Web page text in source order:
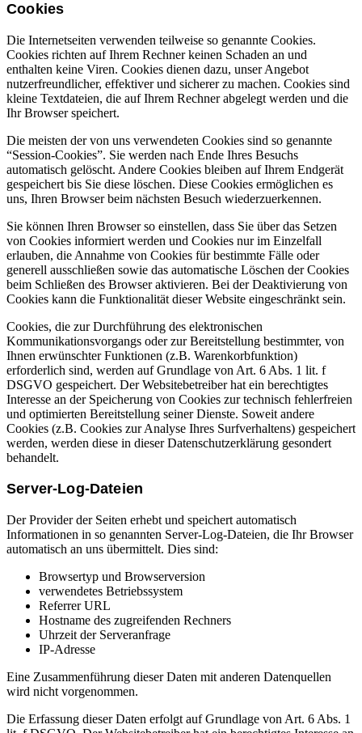
Cookies
Die Internetseiten verwenden teilweise so genannte Cookies.
Cookies richten auf Ihrem Rechner keinen Schaden an und
enthalten keine Viren. Cookies dienen dazu, unser Angebot
nutzerfreundlicher, effektiver und sicherer zu machen. Cookies sind
kleine Textdateien, die auf Ihrem Rechner abgelegt werden und die
Ihr Browser speichert.
Die meisten der von uns verwendeten Cookies sind so genannte
“Session-Cookies”. Sie werden nach Ende Ihres Besuchs
automatisch gelöscht. Andere Cookies bleiben auf Ihrem Endgerät
gespeichert bis Sie diese löschen. Diese Cookies ermöglichen es
uns, Ihren Browser beim nächsten Besuch wiederzuerkennen.
Sie können Ihren Browser so einstellen, dass Sie über das Setzen
von Cookies informiert werden und Cookies nur im Einzelfall
erlauben, die Annahme von Cookies für bestimmte Fälle oder
generell ausschließen sowie das automatische Löschen der Cookies
beim Schließen des Browser aktivieren. Bei der Deaktivierung von
Cookies kann die Funktionalität dieser Website eingeschränkt sein.
Cookies, die zur Durchführung des elektronischen
Kommunikationsvorgangs oder zur Bereitstellung bestimmter, von
Ihnen erwünschter Funktionen (z.B. Warenkorbfunktion)
erforderlich sind, werden auf Grundlage von Art. 6 Abs. 1 lit. f
DSGVO gespeichert. Der Websitebetreiber hat ein berechtigtes
Interesse an der Speicherung von Cookies zur technisch fehlerfreien
und optimierten Bereitstellung seiner Dienste. Soweit andere
Cookies (z.B. Cookies zur Analyse Ihres Surfverhaltens) gespeichert
werden, werden diese in dieser Datenschutzerklärung gesondert
behandelt.
Server-Log-Dateien
Der Provider der Seiten erhebt und speichert automatisch
Informationen in so genannten Server-Log-Dateien, die Ihr Browser
automatisch an uns übermittelt. Dies sind:
Browsertyp und Browserversion
verwendetes Betriebssystem
Referrer URL
Hostname des zugreifenden Rechners
Uhrzeit der Serveranfrage
IP-Adresse
Eine Zusammenführung dieser Daten mit anderen Datenquellen
wird nicht vorgenommen.
Die Erfassung dieser Daten erfolgt auf Grundlage von Art. 6 Abs. 1